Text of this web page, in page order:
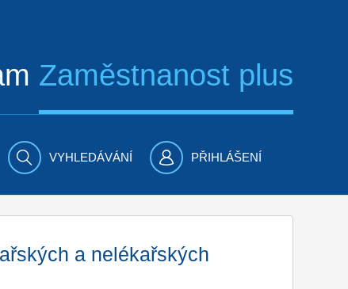
Zaměstnanost plus
VYHLEDÁVÁNÍ PŘIHLÁŠENÍ
a nelékařských